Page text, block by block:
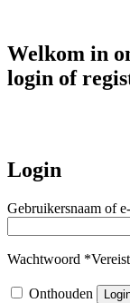
Welkom in
login of
Login
Gebruikersnaam of
Wachtwoord *Vereist
Onthouden